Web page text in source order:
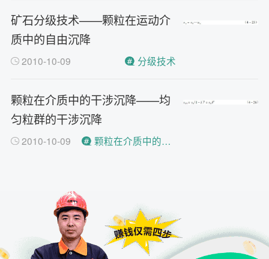
移动破碎机时产多少方？
答 每小时30-300方的型号都有。
答 环保测验均达到标准
答
主要有细碎机，复合破，对辊制
矿石分级技术——颗粒在运动介
质中的自由沉降
2010-10-09 分级技术
颗粒在介质中的干涉沉降——均
匀粒群的干涉沉降
2010-10-09 颗粒在介质中的干涉沉降